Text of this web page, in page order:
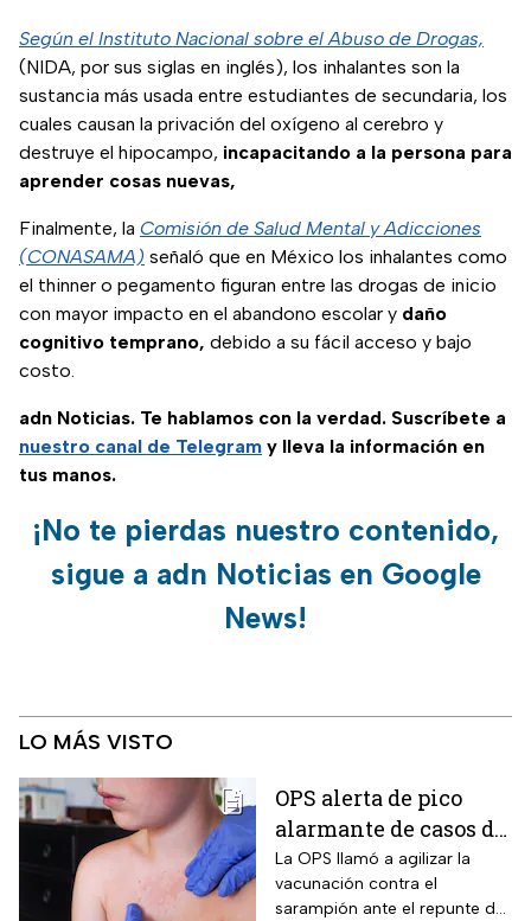
Según el Instituto Nacional sobre el Abuso de Drogas,
(NIDA, por sus siglas en inglés), los inhalantes son la
sustancia más usada entre estudiantes de secundaria, los
cuales causan la privación del oxígeno al cerebro y
destruye el hipocampo, incapacitando a la persona para
aprender cosas nuevas,
Finalmente, la Comisión de Salud Mental y Adicciones
(CONASAMA) señaló que en México los inhalantes como
el thinner o pegamento figuran entre las drogas de inicio
con mayor impacto en el abandono escolar y daño
cognitivo temprano, debido a su fácil acceso y bajo
costo.
adn Noticias. Te hablamos con la verdad. Suscríbete a
nuestro canal de Telegram y lleva la información en
tus manos.
¡No te pierdas nuestro contenido,
sigue a adn Noticias en Google
News!
LO MÁS VISTO
OPS alerta de pico
alarmante de casos de
sarampión
La OPS llamó a agilizar la
vacunación contra el
sarampión ante el repunte de